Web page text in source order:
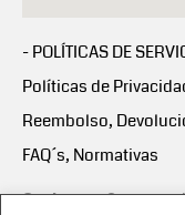
- POLÍTICAS DE
Políticas de
Reembolso,
FAQ´s, Normativas
Scalapay:Compra